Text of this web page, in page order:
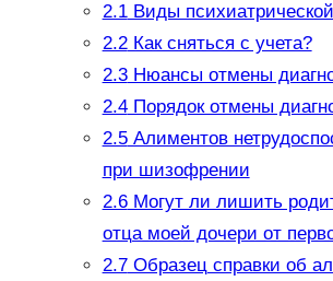
2.1Виды
2.2Как сняться с учета?
2.3Нюансы отмены
2.4Порядок отмены
2.5Алиментов
при шизофрении
2.6Могут ли лишить
отца моей дочери от
2.7Образец справки об